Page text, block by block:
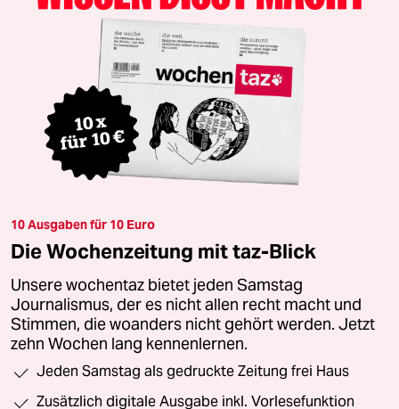
10 Ausgaben für 10 Euro
Die Wochenzeitung mit taz-Blick
Unsere wochentaz bietet jeden Samstag
Journalismus, der es nicht allen recht macht und
Stimmen, die woanders nicht gehört werden. Jetzt
zehn Wochen lang kennenlernen.
Jeden Samstag als gedruckte Zeitung frei Haus
Zusätzlich digitale Ausgabe inkl. Vorlesefunktion